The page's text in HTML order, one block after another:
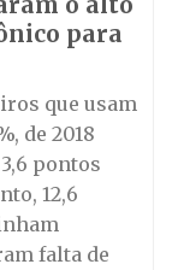
para
que usam
de 2018
pontos
12,6
falta de